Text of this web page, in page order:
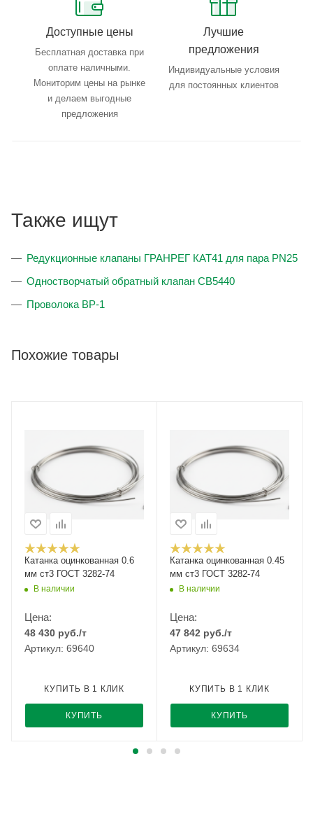
Доступные цены
Бесплатная доставка при
оплате наличными.
Мониторим цены на рынке
и делаем выгодные
предложения
Лучшие
предложения
Индивидуальные условия
для постоянных клиентов
Также ищут
Редукционные клапаны ГРАНРЕГ КАТ41 для пара PN25
Одностворчатый обратный клапан CB5440
Проволока ВР-1
Похожие товары
Катанка оцинкованная 0.6
мм ст3 ГОСТ 3282-74
В наличии
Цена:
48 430 руб./т
Артикул: 69640
КУПИТЬ
КУПИТЬ В 1 КЛИК
Катанка оцинкованная 0.45
мм ст3 ГОСТ 3282-74
В наличии
Цена:
47 842 руб./т
Артикул: 69634
КУПИТЬ
КУПИТЬ В 1 КЛИК